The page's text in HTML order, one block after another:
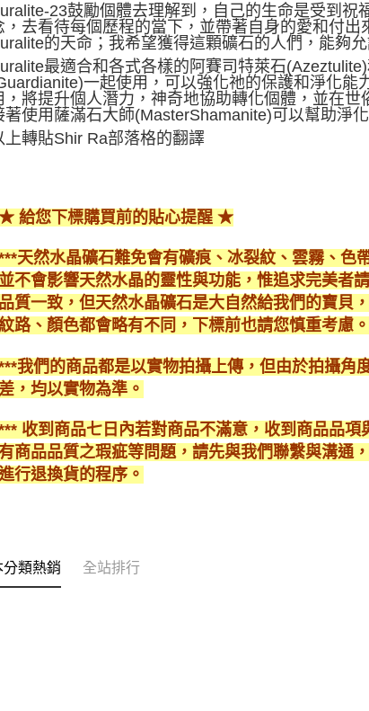
23鼓勵個體去理解到，自己的生命是受到
，去看待每個歷程的當下，並帶著自身的愛和付
的天命；我希望獲得這顆礦石的人們，能夠
最適合和各式各樣的阿賽司特萊石
一起使用，可以強化祂的保護和淨化
，將提升個人潛力，神奇地協助轉化個體，並在
著使用薩滿石大師(MasterShamanite)可以幫助淨
上轉貼Shir Ra部落格的翻譯
給您下標購買前的貼心提醒 ★
天然水晶礦石難免會有礦痕、冰裂紋、雲霧、色
並不會影響天然水晶的靈性與功能，惟追求完美者
品質一致，但天然水晶礦石是大自然給我們的寶貝
路、顏色都會略有不同，下標前也請您慎重考慮。
我們的商品都是以實物拍攝上傳，但由於拍攝角
差，均以實物為準。
收到商品七日內若對商品不滿意，收到商品品
商品品質之瑕疵等問題，請先與我們聯繫與溝通
行退換貨的程序。
分類熱銷 全站排行